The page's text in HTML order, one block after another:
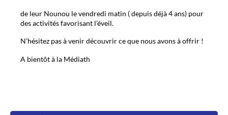
de leur Nounou le vendredi matin ( depuis déjà 4 ans) pour
des activités favorisant l’éveil.
N’hésitez pas à venir découvrir ce que nous avons à offrir !
A bientôt à la Médiath